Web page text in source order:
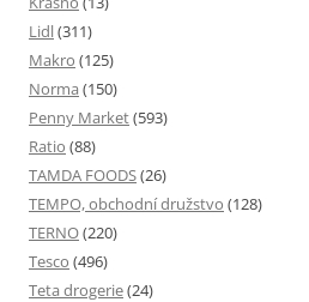
Lidl(311)
Makro (125)
Norma (150)
Penny Market(593)
Ratio (88)
TAMDA FOODS(26)
TEMPO, obchodní družstvo (128)
TERNO(220)
Tesco (496)
Teta drogerie(24)